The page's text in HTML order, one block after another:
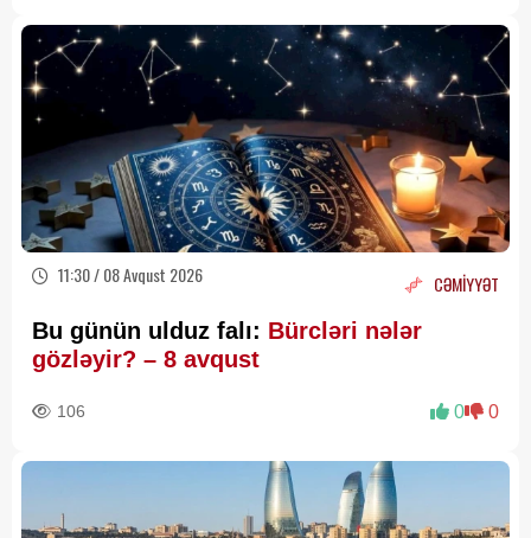
11:30 / 08 Avqust 2026 CƏMİYYƏT
Bu günün ulduz falı: Bürcləri nələr
gözləyir? – 8 avqust
106 0 0